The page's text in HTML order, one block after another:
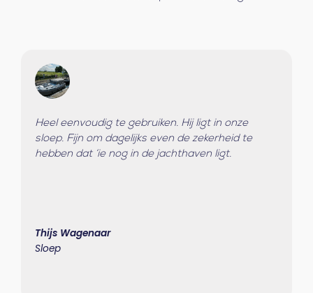
Heel eenvoudig te gebruiken. Hij ligt in onze
sloep. Fijn om dagelijks even de zekerheid te
hebben dat ‘ie nog in de jachthaven ligt.
Thijs Wagenaar
Sloep